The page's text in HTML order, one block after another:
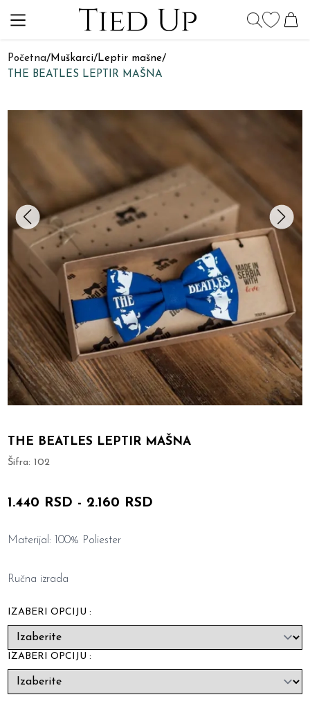
Početna/Muškarci/Leptir mašne/
THE BEATLES LEPTIR MAŠNA
THE BEATLES LEPTIR MAŠNA
Šifra:102
1.440 RSD - 2.160 RSD
Materijal: 100% Poliester
Ručna izrada
IZABERI OPCIJU :
IZABERI OPCIJU :